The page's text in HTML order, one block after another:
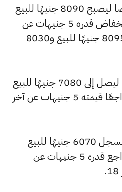
شهد سعر عيار 24 انخفاضًا ليصبح 8090 جنيهًا للبيع
و8025 جنيهًا للشراء، بانخفاض قدره 5 جنيهات عن
السعر السابق الذي بلغ 8095 جنيهًا للبيع و8030
كما انخفض سعر عيار 21 ليصل إلى 7080 جنيهًا للبيع
و7020 جنيهًا للشراء، بتراجعًا قيمته 5 جنيهات عن آخر
كما تراجع سعر عيار 18 ليسجل 6070 جنيهًا للبيع
و6015 جنيهًا للشراء، بتراجع قدره 5 جنيهات عن